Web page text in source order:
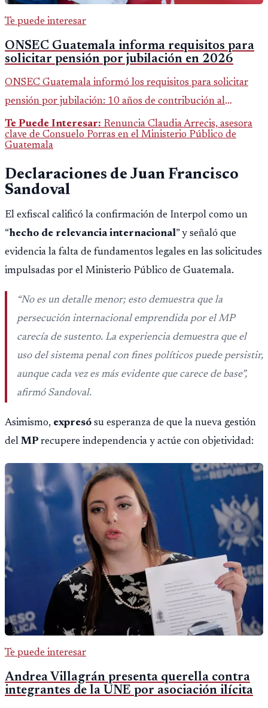
Te puede interesar
ONSEC Guatemala informa requisitos para
solicitar pensión por jubilación en 2026
ONSEC Guatemala informó los requisitos para solicitar
pensión por jubilación: 10 años de contribución al
Montepío y 50 años de edad, o 20 años de servicio sin
importar edad.
Te Puede Interesar: Renuncia Claudia Arrecis, asesora
clave de Consuelo Porras en el Ministerio Público de
Guatemala
Declaraciones de Juan Francisco
Sandoval
El exfiscal calificó la confirmación de Interpol como un
“hecho de relevancia internacional” y señaló que
evidencia la falta de fundamentos legales en las solicitudes
impulsadas por el Ministerio Público de Guatemala.
“No es un detalle menor; esto demuestra que la
persecución internacional emprendida por el MP
carecía de sustento. La experiencia demuestra que el
uso del sistema penal con fines políticos puede persistir,
aunque cada vez es más evidente que carece de base”,
afirmó Sandoval.
Asimismo, expresó su esperanza de que la nueva gestión
del MP recupere independencia y actúe con objetividad:
Te puede interesar
Andrea Villagrán presenta querella contra
integrantes de la UNE por asociación ilícita